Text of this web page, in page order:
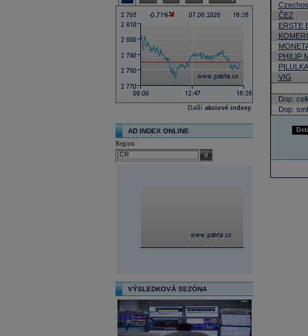
Další akciové indexy
AD INDEX ONLINE
Region
select
VÝSLEDKOVÁ SEZÓNA
ČEZ
ERSTE
PHILIP
VIG
Dop.
Dop.